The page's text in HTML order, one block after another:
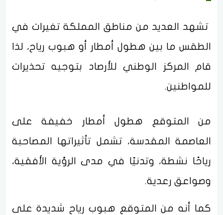
تشهد العديد من مناطق المملكة تغيرات في
الطقس ما بين هطول أمطار أو هبوب رياح، لذا
قام المركز الوطني للأرصاد بتوجيه تحذيرات
للمواطنين.
من المتوقع هطول أمطار خفيفة على
العاصمة المقدسة، تشمل تأثيراتها المصاحبة
رياحًا نشطة، وتدنيًا في مدى الرؤية الأفقية،
وصواعق رعدية.
كما أنه من المتوقع هبوب رياح شديدة على